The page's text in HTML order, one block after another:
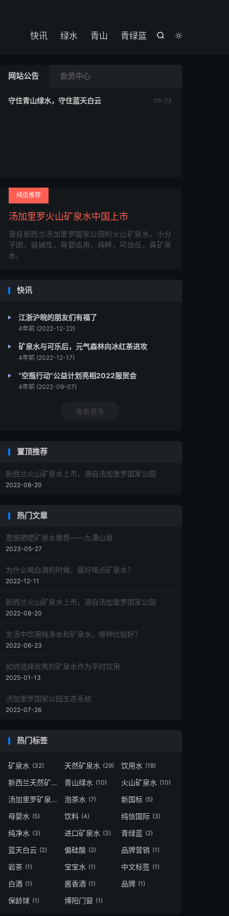


快讯 绿水 青山 青绿蓝
网站公告 会员中心
06-23
守住青山绿水，守住蓝天白云
纯信推荐
汤加里罗火山矿泉水中国上市
源自新西兰汤加里罗国家公园的火山矿泉水，小分
子团，弱碱性，母婴适用，纯粹，可信任，真矿泉
水。
快讯
江浙沪皖的朋友们有福了
4年前 (2022-12-22)
矿泉水与可乐后，元气森林向冰红茶进攻
4年前 (2022-12-17)
“空瓶行动”公益计划亮相2022服贸会
4年前 (2022-09-07)
查看更多
置顶推荐
新西兰火山矿泉水上市，源自汤加里罗国家公园
2022-08-20
热门文章
恩施硒锶矿泉水推荐——九潭山泉
2023-05-27
为什么喝白酒的时候，最好喝点矿泉水？
2022-12-11
新西兰火山矿泉水上市，源自汤加里罗国家公园
2022-08-20
生活中饮用纯净水和矿泉水，哪种比较好？
2022-06-23
如何选择优秀的矿泉水作为平时饮用
2025-01-13
汤加里罗国家公园生态系统
2022-07-26
热门标签
矿泉水 (32) 天然矿泉水 (29) 饮用水 (18)
新西兰天然矿泉水 (11)
青山绿水 (10) 火山矿泉水 (10)
汤加里罗矿泉水 (10)
泡茶水 (7) 新国标 (5)
母婴水 (5) 饮料 (4) 纯信国际 (3)
纯净水 (3) 进口矿泉水 (3) 青绿蓝 (2)
蓝天白云 (2) 偏硅酸 (2) 品牌营销 (1)
岩茶 (1) 宝宝水 (1) 中文标签 (1)
白酒 (1) 酱香酒 (1) 品牌 (1)
保龄球 (1) 博阳门窗 (1)